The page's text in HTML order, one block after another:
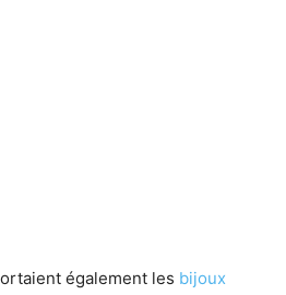
également les bijoux